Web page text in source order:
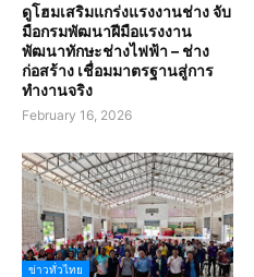
ดูโฮมเสริมแกร่งแรงงานช่าง จับ
มือกรมพัฒนาฝีมือแรงงาน
พัฒนาทักษะช่างไฟฟ้า – ช่าง
ก่อสร้าง เชื่อมมาตรฐานสู่การ
ทำงานจริง
February 16, 2026
ข่าวทั่วไทย